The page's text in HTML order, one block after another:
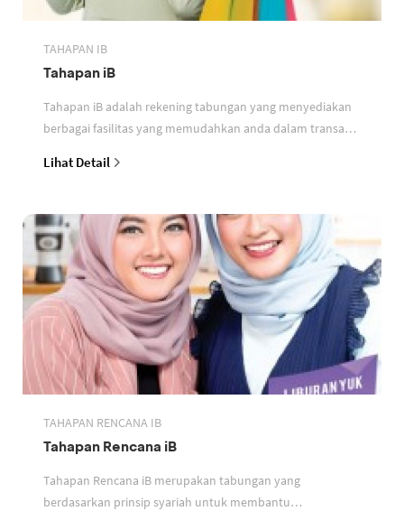
TAHAPAN IB
Tahapan iB
Tahapan iB adalah rekening tabungan yang menyediakan
berbagai fasilitas yang memudahkan anda dalam transaksi
Lihat Detail
TAHAPAN RENCANA IB
Tahapan Rencana iB
Tahapan Rencana iB merupakan tabungan yang
berdasarkan prinsip syariah untuk membantu